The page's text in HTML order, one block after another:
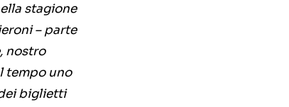
stagione
– parte
nostro
tempo uno
biglietti